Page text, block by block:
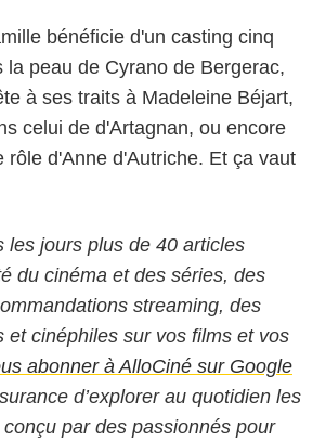
bénéficie d'un casting cinq
la peau de Cyrano de Bergerac,
à ses traits à Madeleine Béjart,
celui de d'Artagnan, ou encore
rôle d'Anne d'Autriche. Et ça vaut
les jours plus de 40 articles
du cinéma et des séries, des
streaming, des
et cinéphiles sur vos films et vos
abonner à AlloCiné sur Google
d’explorer au quotidien les
conçu par des passionnés pour